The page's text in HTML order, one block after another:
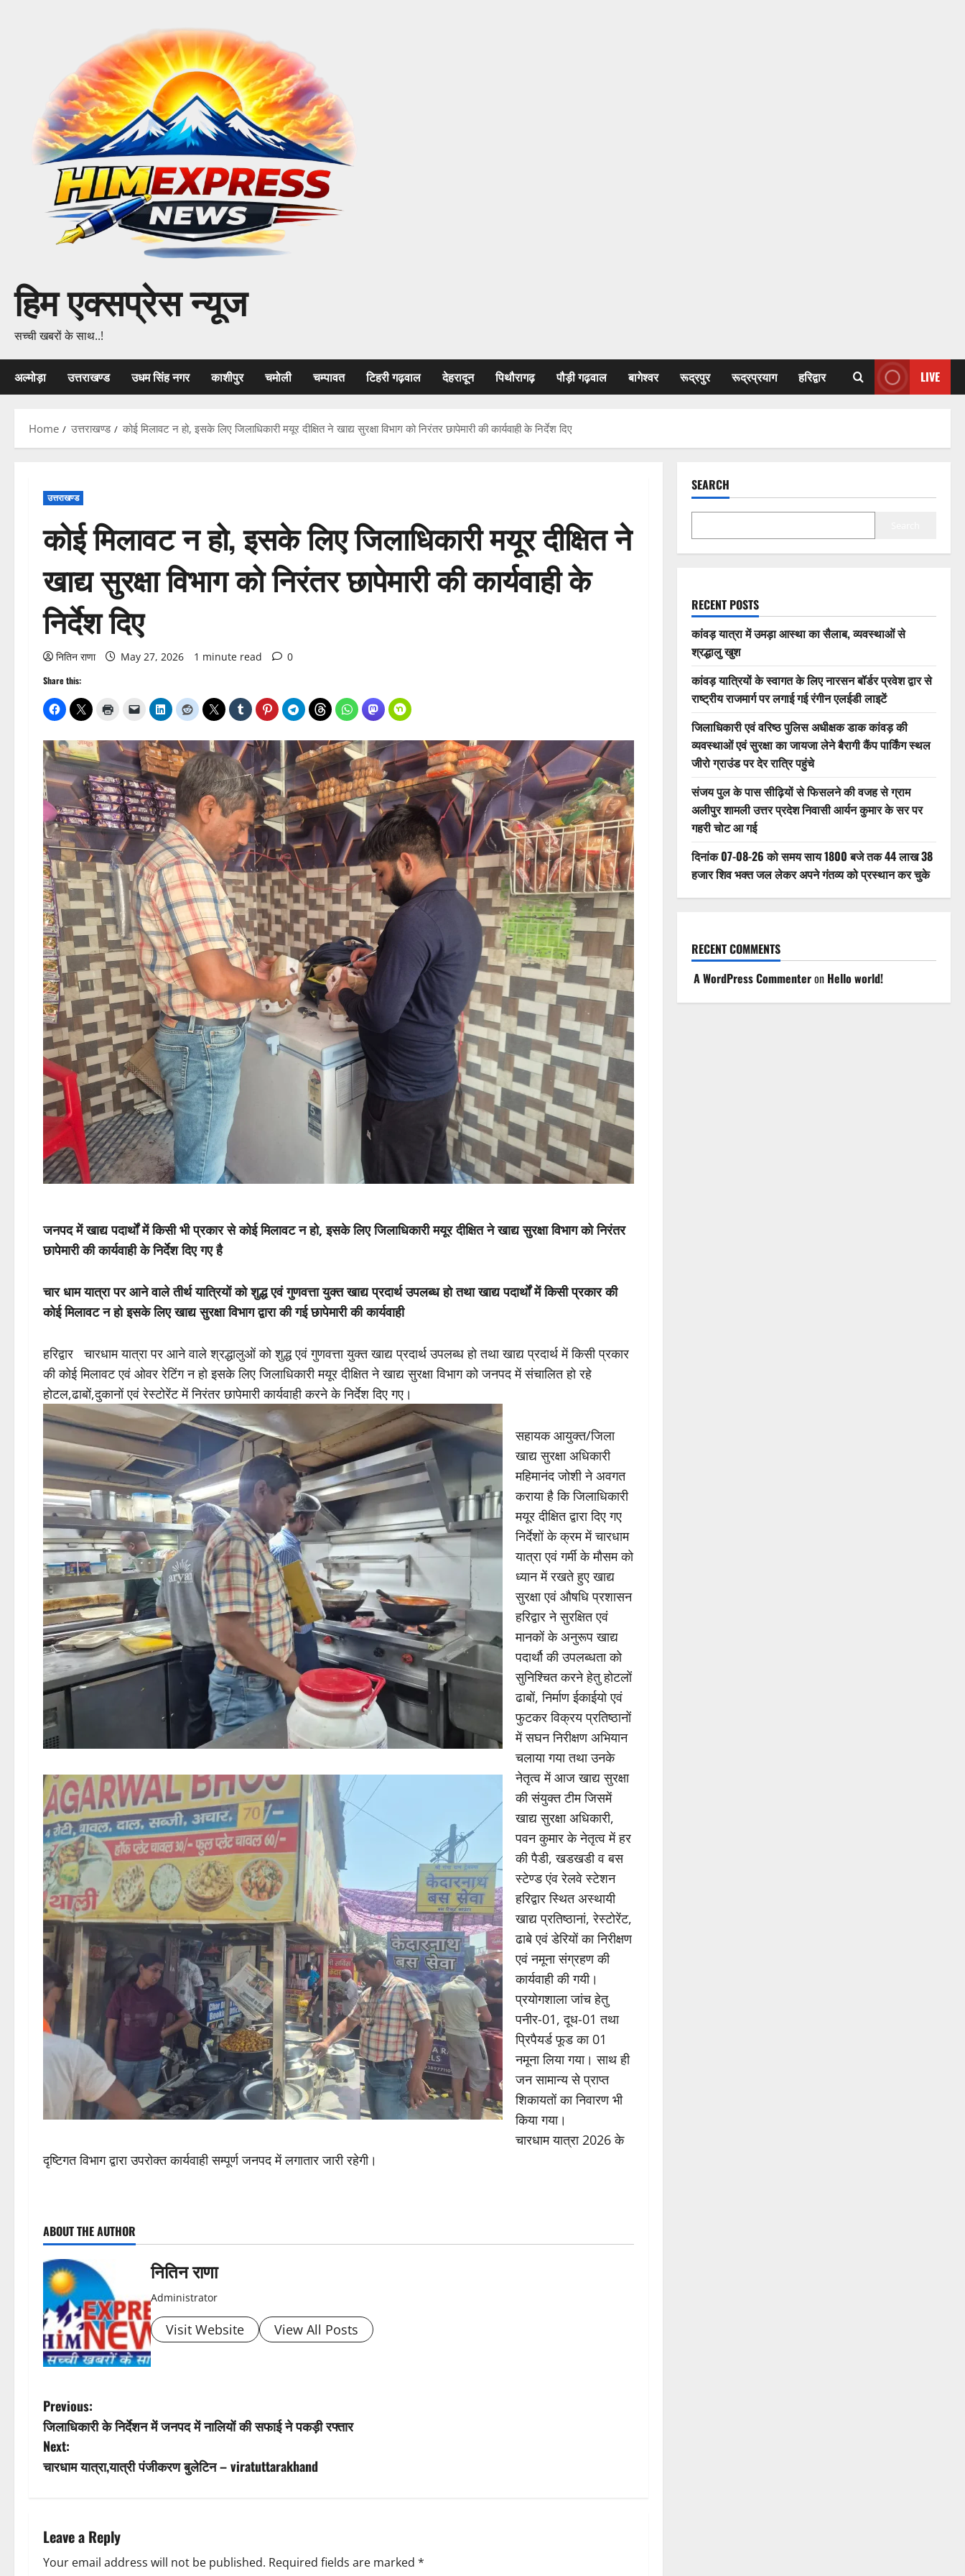
हिम एक्सप्रेस न्यूज
सच्ची खबरों के साथ..!
अल्मोड़ा उत्तराखण्ड उधम सिंह नगर काशीपुर चमोली चम्पावत टिहरी गढ़वाल देहरादून पिथौरागढ़ पौड़ी गढ़वाल बागेश्वर रूद्रपुर रूद्रप्रयाग हरिद्वार LIVE
Home उत्तराखण्ड कोई मिलावट न हो, इसके लिए जिलाधिकारी मयूर दीक्षित ने खाद्य सुरक्षा विभाग को निरंतर छापेमारी की कार्यवाही के निर्देश दिए
उत्तराखण्ड
कोई मिलावट न हो, इसके लिए जिलाधिकारी मयूर दीक्षित ने
खाद्य सुरक्षा विभाग को निरंतर छापेमारी की कार्यवाही के
निर्देश दिए
नितिन राणा May 27, 2026 1 minute read 0
Share this:
जनपद में खाद्य पदार्थों में किसी भी प्रकार से कोई मिलावट न हो, इसके लिए जिलाधिकारी मयूर दीक्षित ने खाद्य सुरक्षा विभाग को निरंतर
छापेमारी की कार्यवाही के निर्देश दिए गए है
चार धाम यात्रा पर आने वाले तीर्थ यात्रियों को शुद्ध एवं गुणवत्ता युक्त खाद्य प्रदार्थ उपलब्ध हो तथा खाद्य पदार्थों में किसी प्रकार की
कोई मिलावट न हो इसके लिए खाद्य सुरक्षा विभाग द्वारा की गई छापेमारी की कार्यवाही
हरिद्वार चारधाम यात्रा पर आने वाले श्रद्धालुओं को शुद्ध एवं गुणवत्ता युक्त खाद्य प्रदार्थ उपलब्ध हो तथा खाद्य प्रदार्थ में किसी प्रकार
की कोई मिलावट एवं ओवर रेटिंग न हो इसके लिए जिलाधिकारी मयूर दीक्षित ने खाद्य सुरक्षा विभाग को जनपद में संचालित हो रहे
होटल,ढाबों,दुकानों एवं रेस्टोरेंट में निरंतर छापेमारी कार्यवाही करने के निर्देश दिए गए।
सहायक आयुक्त/जिला
खाद्य सुरक्षा अधिकारी
महिमानंद जोशी ने अवगत
कराया है कि जिलाधिकारी
मयूर दीक्षित द्वारा दिए गए
निर्देशों के क्रम में चारधाम
यात्रा एवं गर्मी के मौसम को
ध्यान में रखते हुए खाद्य
सुरक्षा एवं औषधि प्रशासन
हरिद्वार ने सुरक्षित एवं
मानकों के अनुरूप खाद्य
पदार्थौ की उपलब्धता को
सुनिश्चित करने हेतु होटलों
ढाबों, निर्माण ईकाईयो एवं
फुटकर विक्रय प्रतिष्ठानों
में सघन निरीक्षण अभियान
चलाया गया तथा उनके
नेतृत्व में आज खाद्य सुरक्षा
की संयुक्त टीम जिसमें
खाद्य सुरक्षा अधिकारी,
पवन कुमार के नेतृत्व में हर
की पैडी, खडखडी व बस
स्टेण्ड एंव रेलवे स्टेशन
हरिद्वार स्थित अस्थायी
खाद्य प्रतिष्ठानां, रेस्टोरेंट,
ढाबे एवं डेरियों का निरीक्षण
एवं नमूना संग्रहण की
कार्यवाही की गयी।
प्रयोगशाला जांच हेतु
पनीर-01, दूध-01 तथा
प्रिपैयर्ड फूड का 01
नमूना लिया गया। साथ ही
जन सामान्य से प्राप्त
शिकायतों का निवारण भी
किया गया।
चारधाम यात्रा 2026 के
दृष्टिगत विभाग द्वारा उपरोक्त कार्यवाही सम्पूर्ण जनपद में लगातार जारी रहेगी।
o
s
t
n
a
v
i
g
i
ABOUT THE AUTHOR
नितिन राणा
Administrator
Visit Website View All Posts
P
o
s
n
a
Previous:
जिलाधिकारी के निर्देशन में जनपद में नालियों की सफाई ने पकड़ी रफ्तार
Next:
चारधाम यात्रा,यात्री पंजीकरण बुलेटिन – viratuttarakhand
Leave a Reply
Your email address will not be published. Required fields are marked *
SEARCH
RECENT POSTS
कांवड़ यात्रा में उमड़ा आस्था का सैलाब, व्यवस्थाओं से
श्रद्धालु खुश
कांवड़ यात्रियों के स्वागत के लिए नारसन बॉर्डर प्रवेश द्वार से
राष्ट्रीय राजमार्ग पर लगाई गई रंगीन एलईडी लाइटें
जिलाधिकारी एवं वरिष्ठ पुलिस अधीक्षक डाक कांवड़ की
व्यवस्थाओं एवं सुरक्षा का जायजा लेने बैरागी कैंप पार्किंग स्थल
जीरो ग्राउंड पर देर रात्रि पहुंचे
संजय पुल के पास सीढ़ियों से फिसलने की वजह से ग्राम
अलीपुर शामली उत्तर प्रदेश निवासी आर्यन कुमार के सर पर
गहरी चोट आ गई
दिनांक 07-08-26 को समय साय 1800 बजे तक 44 लाख 38
हजार शिव भक्त जल लेकर अपने गंतव्य को प्रस्थान कर चुके
RECENT COMMENTS
A WordPress Commenteron Hello world!